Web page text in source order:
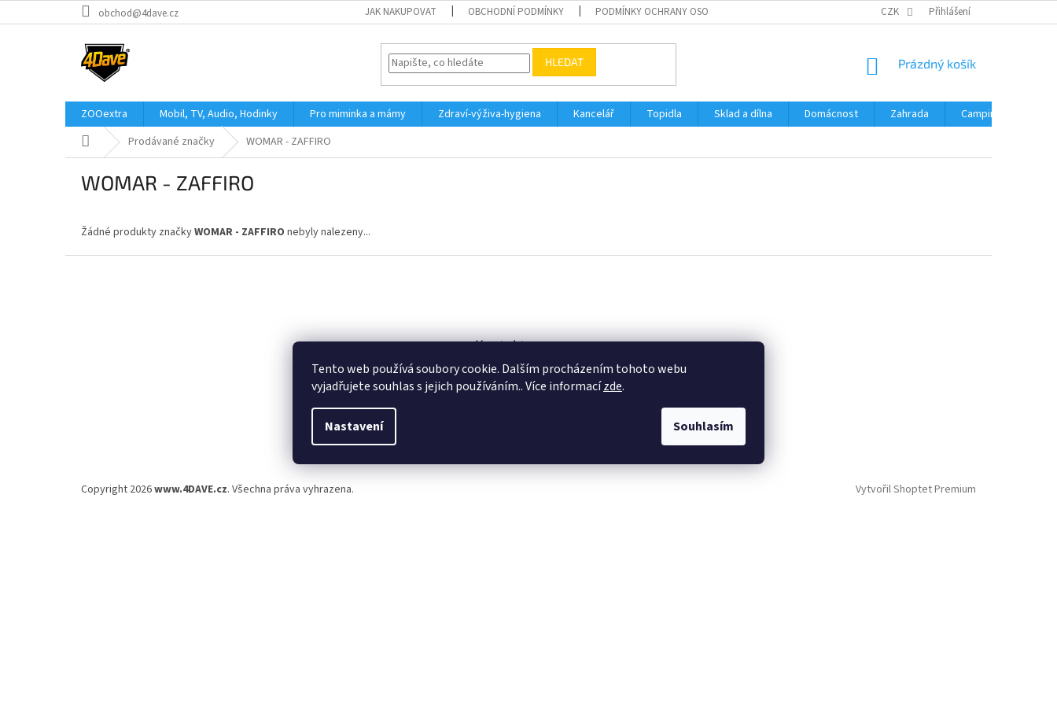
Tento web používá soubory cookie. Dalším procházením tohoto webu
vyjadřujete souhlas s jejich používáním.. Více informacízde.
Nastavení Souhlasím
na
obchod@4dave.cz JAK NAKUPOVAT OBCHODNÍ PODMÍNKY PODMÍNKY OCHRANY OSOBNÍCH ÚDAJŮ CZK Přihlášení
HLEDAT
NÁKUPNÍ
Prázdný košík
ZOOextra Mobil, TV, Audio, Hodinky Pro miminka a mámy Zdraví-výživa-hygiena Kancelář Topidla Sklad a dílna Domácnost Zahrada Camping
Domů Prodávané značky WOMAR - ZAFFIRO
WOMAR - ZAFFIRO
Žádné produkty značkyWOMAR - ZAFFIRO nebyly nalezeny...
Kontakt
obchod@4dave.cz
Vytvořil Shoptet Premium
Copyright 2026www.4DAVE.cz. Všechna práva vyhrazena.